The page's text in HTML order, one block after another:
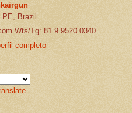
PE, Brazil
Wts/Tg: 81.9.9520.0340
completo